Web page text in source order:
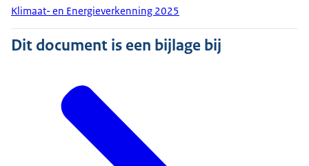
Klimaat- en Energieverkenning 2025
Dit document is een bijlage bij